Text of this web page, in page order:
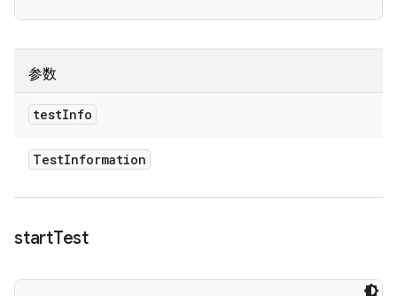
参数
testInfo
TestInformation
startTest